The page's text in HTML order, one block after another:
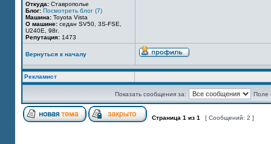
Откуда: Ставрополье
Блог: Посмотреть блог (7)
Машина: Toyota Vista
О машине: седан SV50, 3S-FSE,
U240E, 98г.
Репутация: 1473
Вернуться к началу
Рекламист
Показать сообщения за: Поле
Страница 1 из 1 [ Сообщений: 2 ]